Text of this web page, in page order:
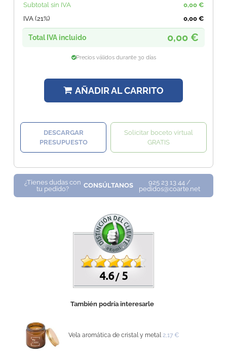
Subtotal sin IVA
0,00 €
IVA (21%)
0,00 €
Total IVA incluido 0,00 €
Precios válidos durante 30 días
AÑADIR AL CARRITO
DESCARGAR
PRESUPUESTO
Solicitar boceto virtual
GRATIS
¿Tienes dudas con
tu pedido?
CONSÚLTANOS
925 23 13 44 /
pedidos@coarte.net
4.6 /5
También podría interesarle
Vela aromática de cristal y metal 2,17 €